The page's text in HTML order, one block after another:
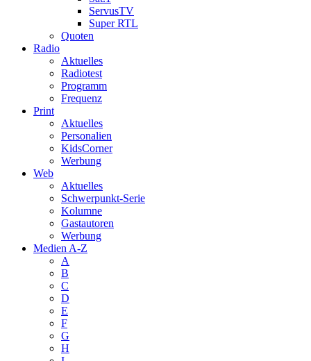
ServusTV
Super RTL
Quoten
Radio
Aktuelles
Radiotest
Programm
Frequenz
Print
Aktuelles
Personalien
KidsCorner
Werbung
Web
Aktuelles
Schwerpunkt-Serie
Kolumne
Gastautoren
Werbung
Medien A-Z
A
B
C
D
E
F
G
H